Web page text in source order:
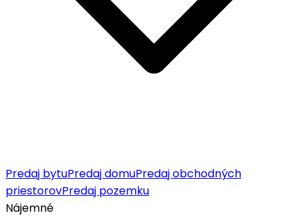
Predaj bytuPredaj domuPredaj obchodných
priestorovPredaj pozemku
Nájemné